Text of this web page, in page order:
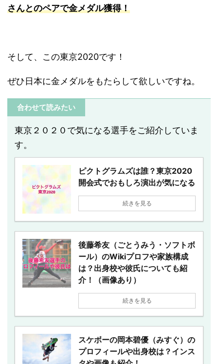
さんとのペアで金メダル獲得！
そして、この東京2020です！
ぜひ日本に金メダルをもたらして欲しいですね。
合わせて読みたい
東京２０２０で気になる選手をご紹介していま
す。
ピクトグラムズは誰？東京2020
開会式でおもしろ演出が気になる
続きを見る
後藤希友（ごとうみう・ソフトボ
ール）のWikiプロフや家族構成
は？出身校や彼氏についても紹
介！（画像あり）
続きを見る
スケボーの岡本碧優（みすぐ）の
プロフィールや出身校は？インス